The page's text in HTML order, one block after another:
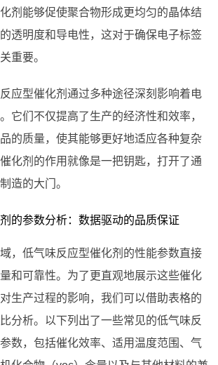
剂能够促使聚合物形成更均匀的晶体结
透明度和导电性，这对于确保电子标签
重要。
应型催化剂通过多种途径深刻影响着电
它们不仅提高了生产的经济性和效率，
的质量，使其能够更好地适应各种复杂
化剂的作用就像是一把钥匙，打开了通
造的大门。
的参数分析：数据驱动的品质保证
，低气味反应型催化剂的性能参数直接
和可靠性。为了更直观地展示这些催化
生产过程的影响，我们可以借助表格的
分析。以下列出了一些常见的低气味反
数，包括催化效率、适用温度范围、气